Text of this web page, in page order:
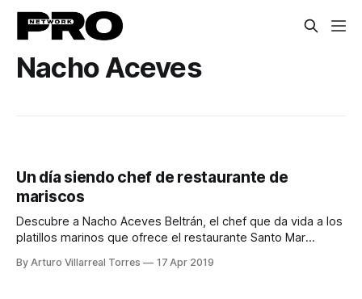
Nacho Aceves
Un día siendo chef de restaurante de
mariscos
Descubre a Nacho Aceves Beltrán, el chef que da vida a los
platillos marinos que ofrece el restaurante Santo Mar
By Arturo Villarreal Torres 17 Apr 2019